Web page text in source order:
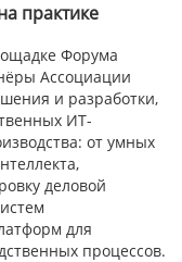
практике
Форума
Ассоциации
и разработки,
ИТ-
от умных
деловой
для
процессов.